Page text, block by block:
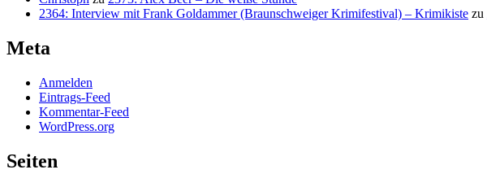
2364: Interview mit Frank Goldammer (Braunschweiger Krimifestival) – Krimikiste zu
Meta
Anmelden
Eintrags-Feed
Kommentar-Feed
WordPress.org
Seiten